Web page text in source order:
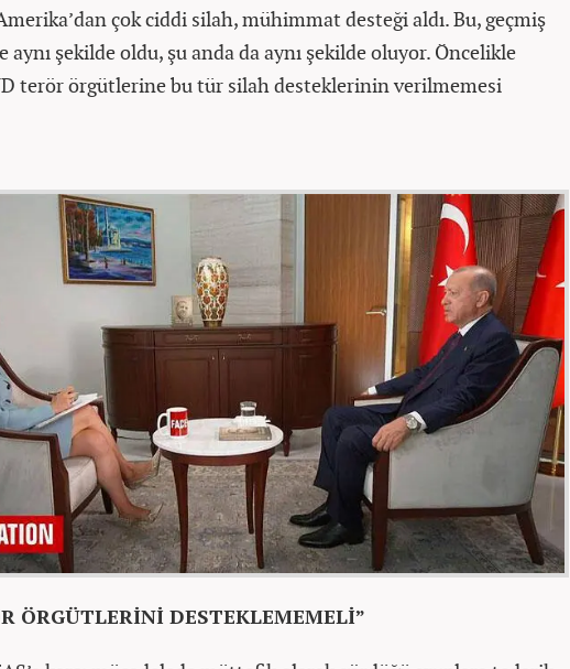
çok ciddi silah, mühimmat desteği aldı. Bu, geçmiş
aynı şekilde oldu, şu anda da aynı şekilde oluyor. Öncelikle
terör örgütlerine bu tür silah desteklerinin verilmemesi
ÖRGÜTLERİNİ DESTEKLEMEMELİ”